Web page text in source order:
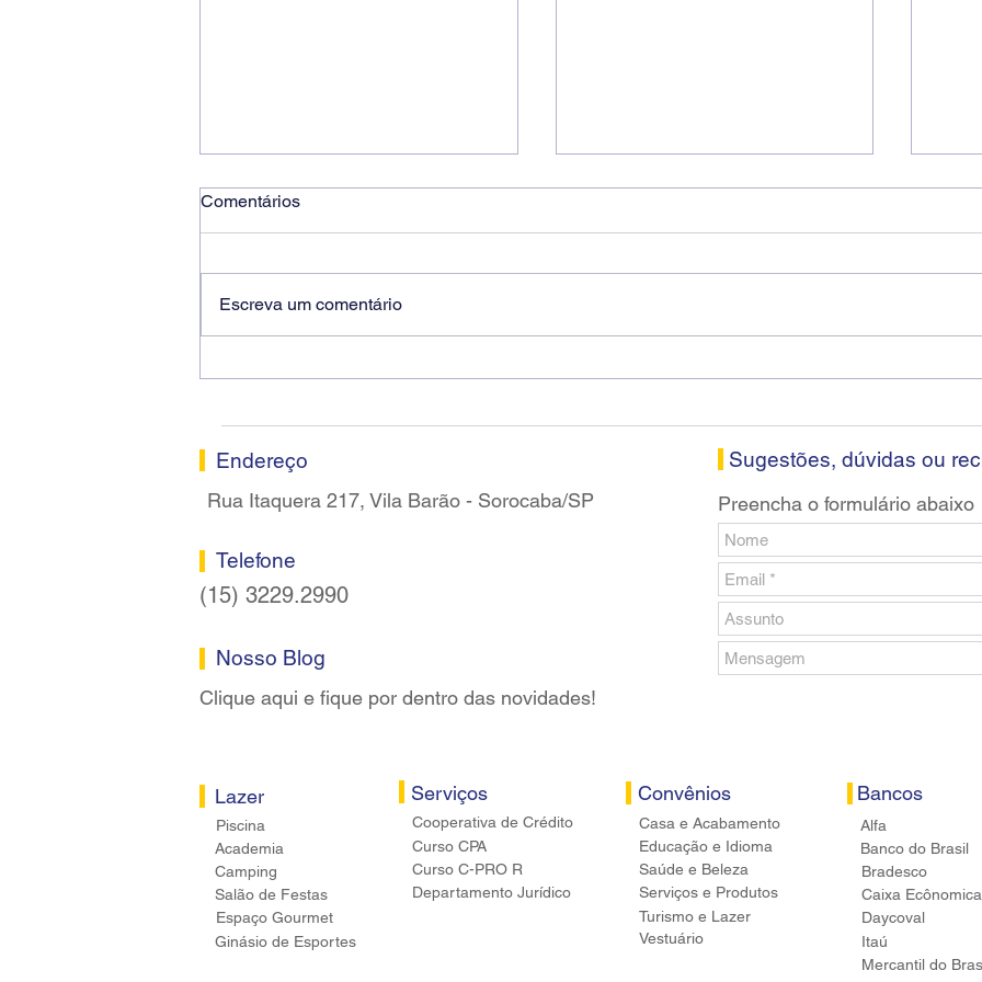
Comentários
Escreva um comentário
Endereço
Rua Itaquera 217, Vila Barão - Sorocaba/SP
Telefone
(15) 3229.2990
Nosso Blog
Clique aqui e fique por dentro das novidades!
Lazer
Piscina
Academia
Camping
Salão de Festas
Espaço Gourmet
Ginásio de Esportes
Serviços
Cooperativa de Crédito
Curso CPA
Curso C-PRO R
Departamento Jurídico
Sugestões, dúvidas ou
Preencha o formulário abaixo
Convênios
Casa e Acabamento
Educação e Idioma
Saúde e Beleza
Serviços e Produtos
Turismo e Lazer
Vestuário
Bancos
Alfa
Banco do Brasil
Bradesco
Caixa
Daycoval
Itaú
Mercantil do